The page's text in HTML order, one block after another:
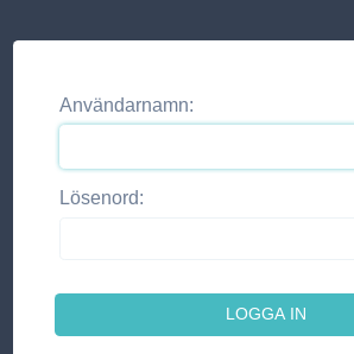
Användarnamn:
Lösenord: